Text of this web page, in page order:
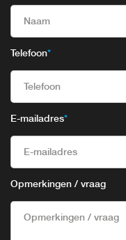
Telefoon*
E-mailadres*
Opmerkingen / vraag